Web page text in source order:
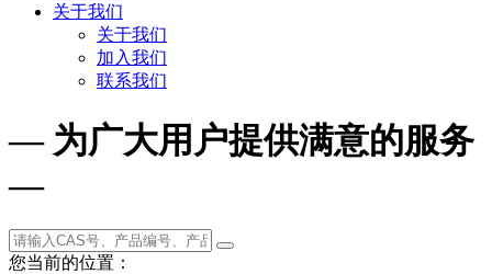
关于我们
关于我们
加入我们
联系我们
— 为广大用户提供满意的服务
—
您当前的位置：